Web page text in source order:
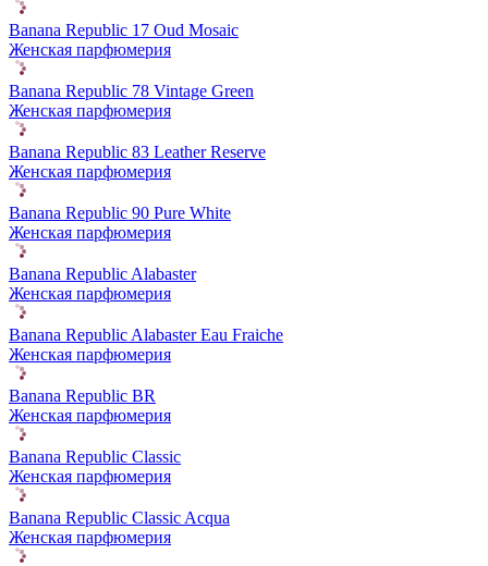
Banana Republic 17 Oud Mosaic
Женская парфюмерия
Banana Republic 78 Vintage Green
Женская парфюмерия
Banana Republic 83 Leather Reserve
Женская парфюмерия
Banana Republic 90 Pure White
Женская парфюмерия
Banana Republic Alabaster
Женская парфюмерия
Banana Republic Alabaster Eau Fraiche
Женская парфюмерия
Banana Republic BR
Женская парфюмерия
Banana Republic Classic
Женская парфюмерия
Banana Republic Classic Acqua
Женская парфюмерия